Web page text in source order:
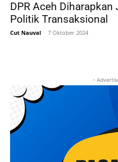
DPR Aceh
Politik Transaksional
Cut Nauval - 7 Oktober 2024
-